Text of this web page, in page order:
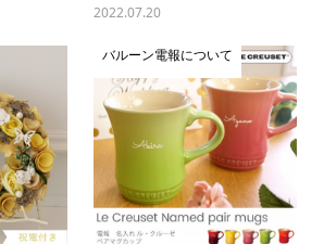
2022.07.20
バルーン電報について